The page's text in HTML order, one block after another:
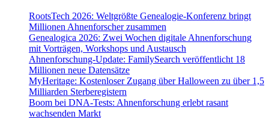
RootsTech 2026: Weltgrößte Genealogie-Konferenz bringt
Millionen Ahnenforscher zusammen
Genealogica 2026: Zwei Wochen digitale Ahnenforschung
mit Vorträgen, Workshops und Austausch
Ahnenforschung-Update: FamilySearch veröffentlicht 18
Millionen neue Datensätze
MyHeritage: Kostenloser Zugang über Halloween zu über 1,5
Milliarden Sterberegistern
Boom bei DNA-Tests: Ahnenforschung erlebt rasant
wachsenden Markt